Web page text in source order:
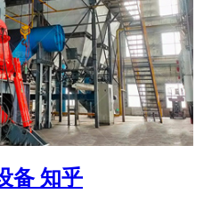
备 知乎